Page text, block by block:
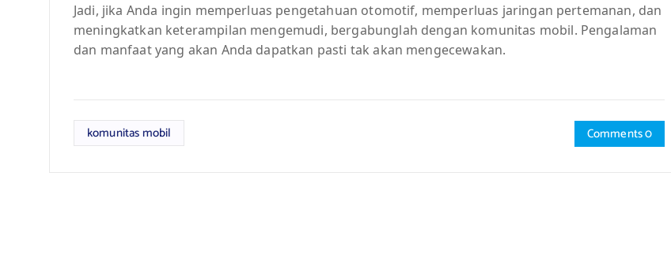
Jadi, jika Anda ingin memperluas pengetahuan otomotif, memperluas jaringan pertemanan, dan
meningkatkan keterampilan mengemudi, bergabunglah dengan komunitas mobil. Pengalaman
dan manfaat yang akan Anda dapatkan pasti tak akan mengecewakan.
komunitas mobil Comments 0